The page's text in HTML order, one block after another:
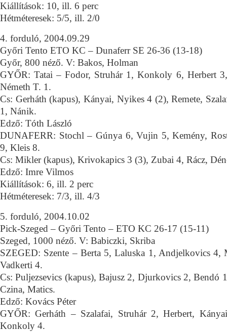
Kiállítások: 10, ill. 6 perc
Hétméteresek: 5/5, ill. 2/0
4. forduló, 2004.09.29
Győri Tento ETO KC – Dunaferr SE 26-36 (13-18)
Győr, 800 néző. V: Bakos, Holman
GYŐR: Tatai – Fodor, Struhár 1, Konkoly 6, Herbert
Németh T. 1.
Cs: Gerháth (kapus), Kányai, Nyikes 4 (2), Remete,
1, Nánik.
Edző: Tóth László
DUNAFERR: Stochl – Gúnya 6, Vujin 5, Kemény,
9, Kleis 8.
Cs: Mikler (kapus), Krivokapics 3 (3), Zubai 4, Rácz,
Edző: Imre Vilmos
Kiállítások: 6, ill. 2 perc
Hétméteresek: 7/3, ill. 4/3
5. forduló, 2004.10.02
Pick-Szeged – Győri Tento – ETO KC 26-17 (15-11)
Szeged, 1000 néző. V: Babiczki, Skriba
SZEGED: Szente – Berta 5, Laluska 1, Andjelkovics 4,
Vadkerti 4.
Cs: Puljezsevics (kapus), Bajusz 2, Djurkovics 2, Bendó
Czina, Matics.
Edző: Kovács Péter
GYŐR: Gerháth – Szalafai, Struhár 2, Herbert,
Konkoly 4.